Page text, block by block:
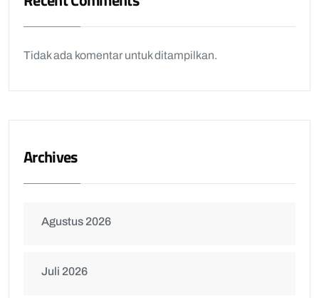
Tidak ada komentar untuk ditampilkan.
Archives
Agustus 2026
Juli 2026